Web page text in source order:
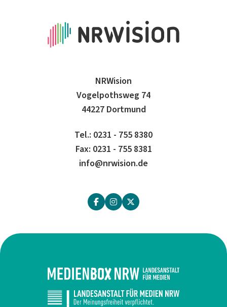
NRWision
Vogelpothsweg 74
44227 Dortmund
Tel.: 0231 - 755 8380
Fax: 0231 - 755 8381
info@nrwision.de